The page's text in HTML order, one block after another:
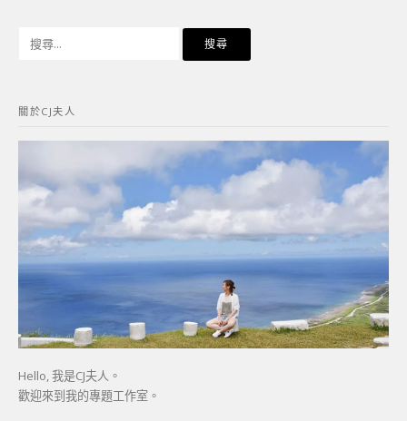
字:
關於CJ夫人
Hello, 我是CJ夫人。
歡迎來到我的專題工作室。